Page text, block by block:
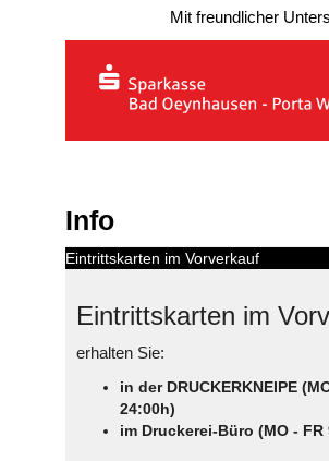
Mit freundlicher
Info
Eintrittskarten im Vorverkauf
Eintrittskarten im
erhalten Sie:
in der DRUCKERKNEIPE
24:00h)
im Druckerei-Büro (MO -